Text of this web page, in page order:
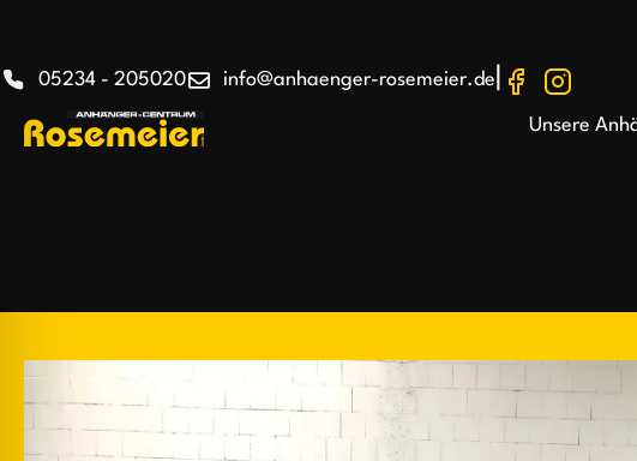
05234 - 205020 info@anhaenger-rosemeier.de
Unsere